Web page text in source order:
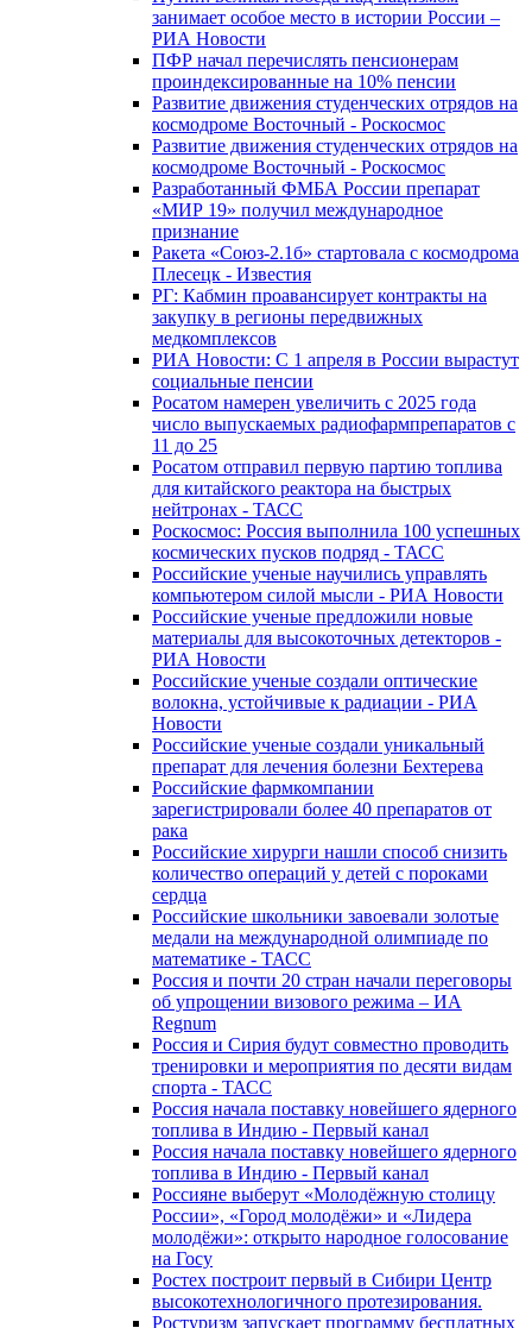
занимает особое место в истории России –
РИА Новости
ПФР начал перечислять пенсионерам
проиндексированные на 10% пенсии
Развитие движения студенческих отрядов на
космодроме Восточный - Роскосмос
Развитие движения студенческих отрядов на
космодроме Восточный - Роскосмос
Разработанный ФМБА России препарат
«МИР 19» получил международное
признание
Ракета «Союз-2.1б» стартовала с космодрома
Плесецк - Известия
РГ: Кабмин проавансирует контракты на
закупку в регионы передвижных
медкомплексов
РИА Новости: С 1 апреля в России вырастут
социальные пенсии
Росатом намерен увеличить с 2025 года
число выпускаемых радиофармпрепаратов с
11 до 25
Росатом отправил первую партию топлива
для китайского реактора на быстрых
нейтронах - ТАСС
Роскосмос: Россия выполнила 100 успешных
космических пусков подряд - ТАСС
Российские ученые научились управлять
компьютером силой мысли - РИА Новости
Российские ученые предложили новые
материалы для высокоточных детекторов -
РИА Новости
Российские ученые создали оптические
волокна, устойчивые к радиации - РИА
Новости
Российские ученые создали уникальный
препарат для лечения болезни Бехтерева
Российские фармкомпании
зарегистрировали более 40 препаратов от
рака
Российские хирурги нашли способ снизить
количество операций у детей с пороками
сердца
Российские школьники завоевали золотые
медали на международной олимпиаде по
математике - ТАСС
Россия и почти 20 стран начали переговоры
об упрощении визового режима – ИА
Regnum
Россия и Сирия будут совместно проводить
тренировки и мероприятия по десяти видам
спорта - ТАСС
Россия начала поставку новейшего ядерного
топлива в Индию - Первый канал
Россия начала поставку новейшего ядерного
топлива в Индию - Первый канал
Россияне выберут «Молодёжную столицу
России», «Город молодёжи» и «Лидера
молодёжи»: открыто народное голосование
на Госу
Ростех построит первый в Сибири Центр
высокотехнологичного протезирования.
Ростуризм запускает программу бесплатных